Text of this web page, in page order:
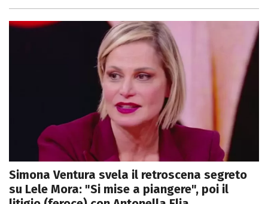
Simona Ventura svela il retroscena segreto
su Lele Mora: "Si mise a piangere", poi il